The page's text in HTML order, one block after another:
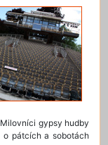
gypsy hudby
o pátcích a sobotách